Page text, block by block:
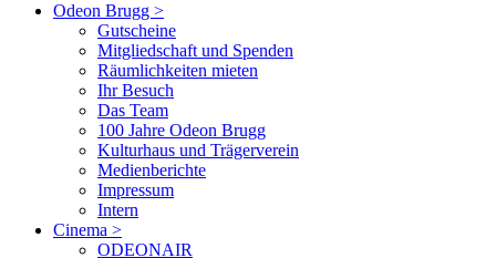
Odeon Brugg >
Gutscheine
Mitgliedschaft und Spenden
Räumlichkeiten mieten
Ihr Besuch
Das Team
100 Jahre Odeon Brugg
Kulturhaus und Trägerverein
Medienberichte
Impressum
Intern
Cinema >
ODEONAIR